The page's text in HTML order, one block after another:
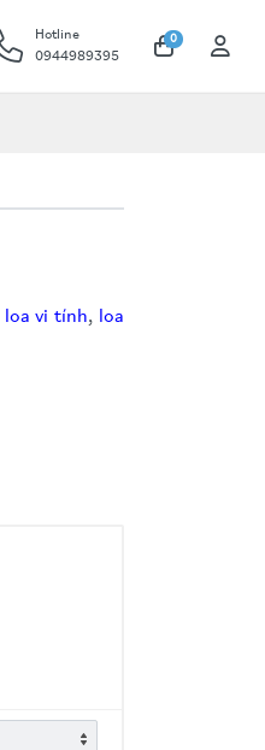
Hotline
0944989395
0
loa vi tính, loa